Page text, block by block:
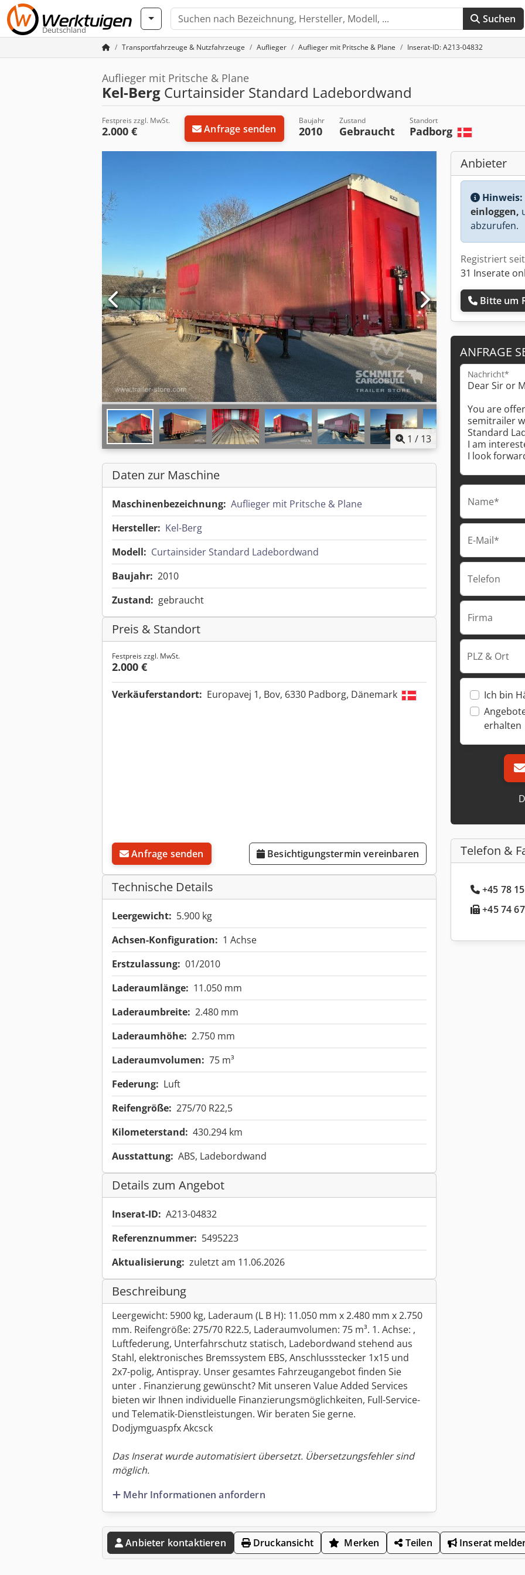
Deutschland
Suchen
Transportfahrzeuge & Nutzfahrzeuge Auflieger Auflieger mit Pritsche & Plane Inserat-ID: A213-04832
Auflieger mit Pritsche & Plane
Kel-Berg Curtainsider Standard Ladebordwand
Festpreis zzgl. MwSt.
2.000 € Anfrage senden
Baujahr
2010
Zustand
Gebraucht
Standort
Padborg
1 / 13
Daten zur Maschine
Maschinenbezeichnung: Auflieger mit Pritsche & Plane
Hersteller: Kel-Berg
Modell: Curtainsider Standard Ladebordwand
Baujahr: 2010
Zustand: gebraucht
Preis & Standort
Festpreis zzgl. MwSt.
2.000 €
Verkäuferstandort: Europavej 1, Bov, 6330 Padborg, Dänemark
Anfrage senden Besichtigungstermin vereinbaren
Technische Details
Leergewicht: 5.900 kg
Achsen-Konfiguration: 1 Achse
Erstzulassung: 01/2010
Laderaumlänge: 11.050 mm
Laderaumbreite: 2.480 mm
Laderaumhöhe: 2.750 mm
Laderaumvolumen: 75 m³
Federung: Luft
Reifengröße: 275/70 R22,5
Kilometerstand: 430.294 km
Ausstattung: ABS, Ladebordwand
Details zum Angebot
Inserat-ID: A213-04832
Referenznummer: 5495223
Aktualisierung: zuletzt am 11.06.2026
Beschreibung
Leergewicht: 5900 kg, Laderaum (L B H): 11.050 mm x 2.480 mm x 2.750
mm. Reifengröße: 275/70 R22.5, Laderaumvolumen: 75 m³. 1. Achse: ,
Luftfederung, Unterfahrschutz statisch, Ladebordwand stehend aus
Stahl, elektronisches Bremssystem EBS, Anschlussstecker 1x15 und
2x7-polig, Antispray. Unser gesamtes Fahrzeugangebot finden Sie
unter . Finanzierung gewünscht? Mit unseren Value Added Services
bieten wir Ihnen individuelle Finanzierungsmöglichkeiten, Full-Service-
und Telematik-Dienstleistungen. Wir beraten Sie gerne.
Dodjymguaspfx Akcsck
Das Inserat wurde automatisiert übersetzt. Übersetzungsfehler sind
möglich.
Mehr Informationen anfordern
Anbieter
Hinweis:
einloggen,
abzurufen.
Registriert
31 Inserate
Bitte um
ANFRAGE
Nachricht*
Name*
E-Mail*
Telefon
Firma
PLZ & Ort
Ich bin
erhalten
Telefon &
+45 78
+45 74
Anbieter kontaktieren Druckansicht Merken Teilen Inserat